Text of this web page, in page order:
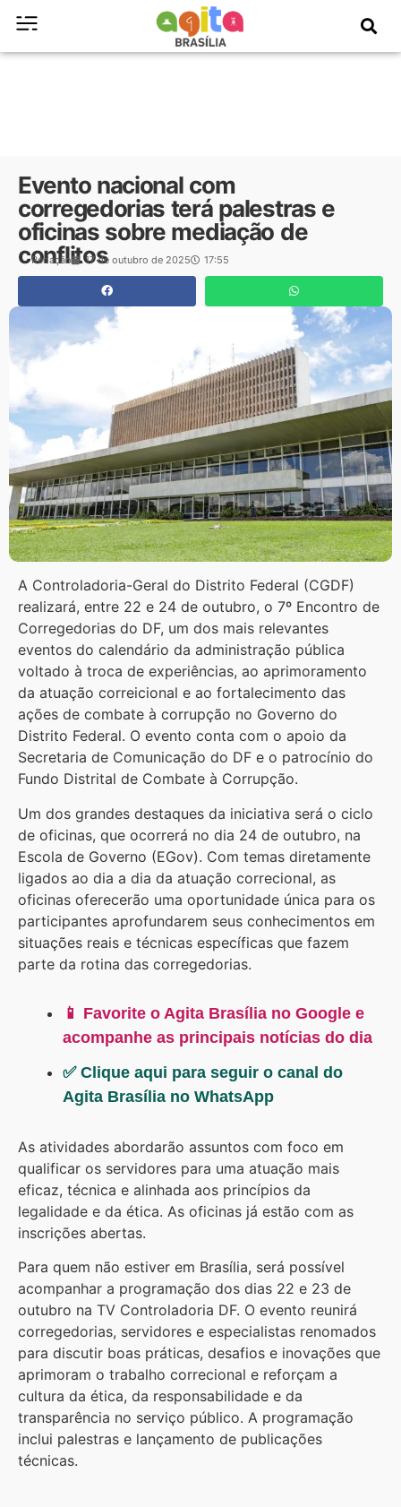
Evento nacional com
corregedorias terá palestras e
oficinas sobre mediação de
conflitos
Redação 17 de outubro de 2025 17:55
A Controladoria-Geral do Distrito Federal (CGDF)
realizará, entre 22 e 24 de outubro, o 7º Encontro de
Corregedorias do DF, um dos mais relevantes
eventos do calendário da administração pública
voltado à troca de experiências, ao aprimoramento
da atuação correicional e ao fortalecimento das
ações de combate à corrupção no Governo do
Distrito Federal. O evento conta com o apoio da
Secretaria de Comunicação do DF e o patrocínio do
Fundo Distrital de Combate à Corrupção.
Um dos grandes destaques da iniciativa será o ciclo
de oficinas, que ocorrerá no dia 24 de outubro, na
Escola de Governo (EGov). Com temas diretamente
ligados ao dia a dia da atuação correcional, as
oficinas oferecerão uma oportunidade única para os
participantes aprofundarem seus conhecimentos em
situações reais e técnicas específicas que fazem
parte da rotina das corregedorias.
📱 Favorite o Agita Brasília no Google e
acompanhe as principais notícias do dia
✅ Clique aqui para seguir o canal do
Agita Brasília no WhatsApp
As atividades abordarão assuntos com foco em
qualificar os servidores para uma atuação mais
eficaz, técnica e alinhada aos princípios da
legalidade e da ética. As oficinas já estão com as
inscrições abertas.
Para quem não estiver em Brasília, será possível
acompanhar a programação dos dias 22 e 23 de
outubro na TV Controladoria DF. O evento reunirá
corregedorias, servidores e especialistas renomados
para discutir boas práticas, desafios e inovações que
aprimoram o trabalho correcional e reforçam a
cultura da ética, da responsabilidade e da
transparência no serviço público. A programação
inclui palestras e lançamento de publicações
técnicas.